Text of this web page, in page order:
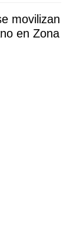
movilizan
en Zona